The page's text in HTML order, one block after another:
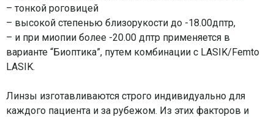
– тонкой роговицей
– высокой степенью близорукости до -18.00дптр,
– и при миопии более -20.00 дптр применяется в
варианте “Биоптика”, путем комбинации с LASIK/Femto
LASIK.
Линзы изготавливаются строго индивидуально для
каждого пациента и за рубежом. Из этих факторов и